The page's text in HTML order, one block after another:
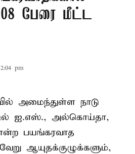
பேரை மீட்ட
pm
அமைந்துள்ள நாடு
ஐ.எஸ்., அல்கொய்தா,
பயங்கரவாத
ஆயுதக்குழுக்களும்,